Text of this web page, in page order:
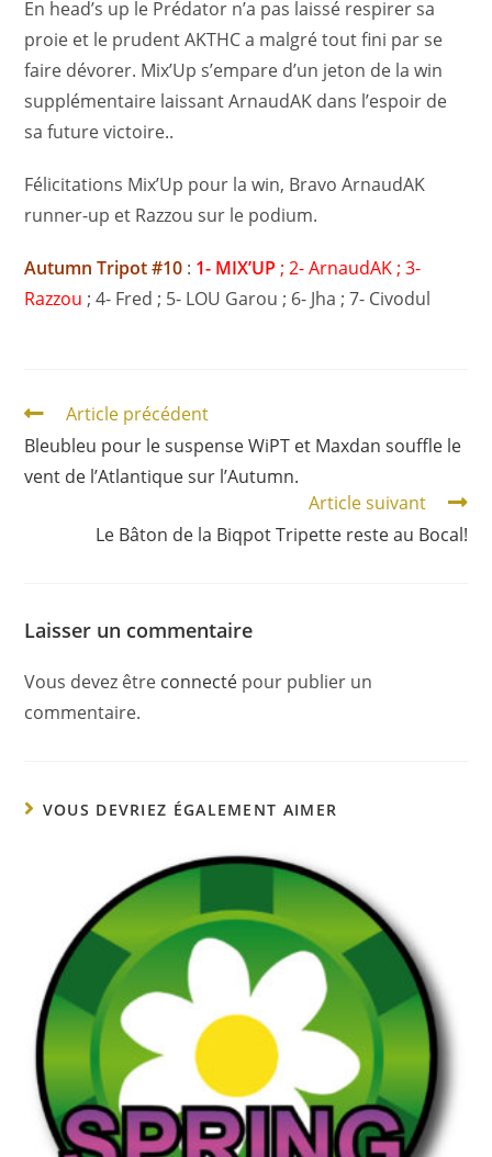
En head’s up le Prédator n’a pas laissé respirer sa
proie et le prudent AKTHC a malgré tout fini par se
faire dévorer. Mix’Up s’empare d’un jeton de la win
supplémentaire laissant ArnaudAK dans l’espoir de
sa future victoire..
Félicitations Mix’Up pour la win, Bravo ArnaudAK
runner-up et Razzou sur le podium.
Autumn Tripot #10 : 1- MIX’UP ; 2- ArnaudAK ; 3-
Razzou ; 4- Fred ; 5- LOU Garou ; 6- Jha ; 7- Civodul
Article précédent
Bleubleu pour le suspense WiPT et Maxdan souffle le
vent de l’Atlantique sur l’Autumn.
Article suivant
Le Bâton de la Biqpot Tripette reste au Bocal!
Laisser un commentaire
Vous devez être connecté pour publier un
commentaire.
VOUS DEVRIEZ ÉGALEMENT AIMER